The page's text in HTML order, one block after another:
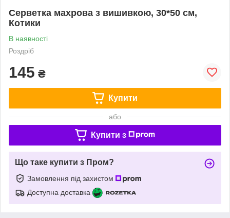
Серветка махрова з вишивкою, 30*50 см,
Котики
В наявності
Роздріб
145 ₴
Купити
або
Купити з
Що таке купити з Пром?
Замовлення під захистом
Доступна доставка